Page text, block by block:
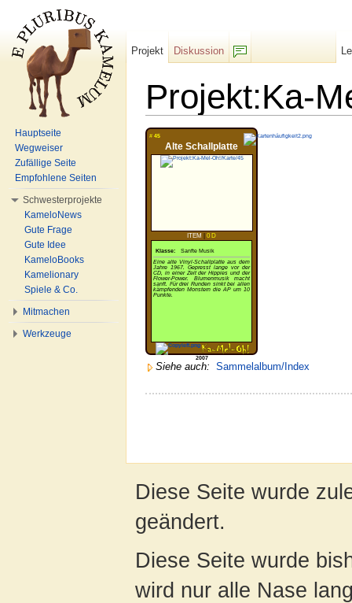
Projekt:Ka-
# 45
Alte Schallplatte
ITEM 0 D
Klasse:
Sanfte Musik
Eine alte Vinyl-Schallplatte aus dem
Jahre 1967. Gepresst lange vor der
CD, in einer Zeit der Hippies und der
Flower-Power. Blumenmusik macht
sanft. Für drei Runden sinkt bei allen
kämpfenden Monstern die AP um 10
Punkte.
2007
Siehe auch: Sammelalbum/Index
Projekt
Diskussion
Hauptseite
Wegweiser
Zufällige Seite
Empfohlene Seiten
Schwesterprojekte
KameloNews
Gute Frage
Gute Idee
KameloBooks
Kamelionary
Spiele & Co.
Mitmachen
Werkzeuge
Diese Seite wurde
geändert.
Diese Seite wurde
wird nur alle Nase